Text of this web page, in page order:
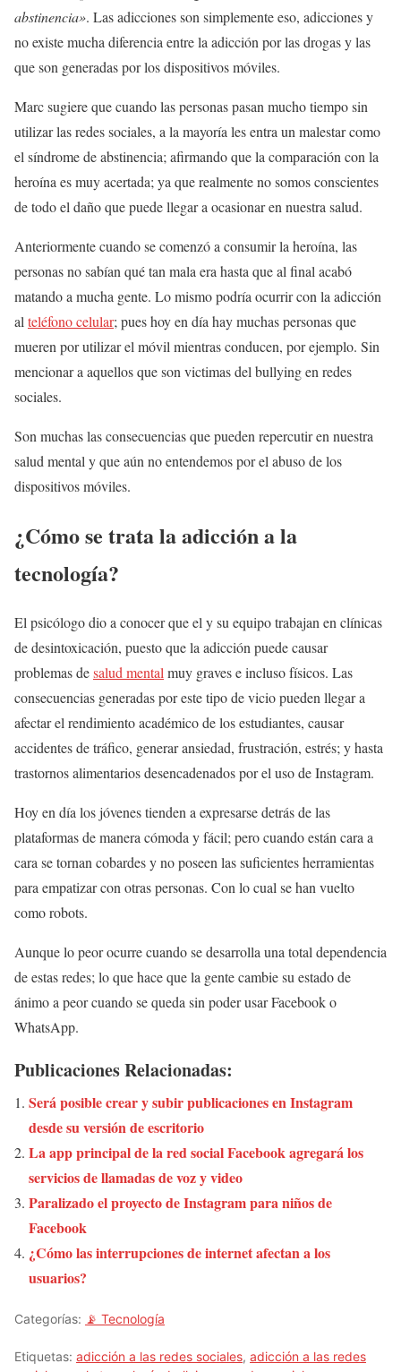
abstinencia». Las adicciones son simplemente eso, adicciones y
no existe mucha diferencia entre la adicción por las drogas y las
que son generadas por los dispositivos móviles.
Marc sugiere que cuando las personas pasan mucho tiempo sin
utilizar las redes sociales, a la mayoría les entra un malestar como
el síndrome de abstinencia; afirmando que la comparación con la
heroína es muy acertada; ya que realmente no somos conscientes
de todo el daño que puede llegar a ocasionar en nuestra salud.
Anteriormente cuando se comenzó a consumir la heroína, las
personas no sabían qué tan mala era hasta que al final acabó
matando a mucha gente. Lo mismo podría ocurrir con la adicción
al teléfono celular; pues hoy en día hay muchas personas que
mueren por utilizar el móvil mientras conducen, por ejemplo. Sin
mencionar a aquellos que son victimas del bullying en redes
sociales.
Son muchas las consecuencias que pueden repercutir en nuestra
salud mental y que aún no entendemos por el abuso de los
dispositivos móviles.
¿Cómo se trata la adicción a la
tecnología?
El psicólogo dio a conocer que el y su equipo trabajan en clínicas
de desintoxicación, puesto que la adicción puede causar
problemas desalud mental muy graves e incluso físicos. Las
consecuencias generadas por este tipo de vicio pueden llegar a
afectar el rendimiento académico de los estudiantes, causar
accidentes de tráfico, generar ansiedad, frustración, estrés; y hasta
trastornos alimentarios desencadenados por el uso de Instagram.
Hoy en día los jóvenes tienden a expresarse detrás de las
plataformas de manera cómoda y fácil; pero cuando están cara a
cara se tornan cobardes y no poseen las suficientes herramientas
para empatizar con otras personas. Con lo cual se han vuelto
como robots.
Aunque lo peor ocurre cuando se desarrolla una total dependencia
de estas redes; lo que hace que la gente cambie su estado de
ánimo a peor cuando se queda sin poder usar Facebook o
WhatsApp.
Publicaciones Relacionadas:
Será posible crear y subir publicaciones en Instagram
desde su versión de escritorio
La app principal de la red social Facebook agregará los
servicios de llamadas de voz y video
Paralizado el proyecto de Instagram para niños de
Facebook
¿Cómo las interrupciones de internet afectan a los
usuarios?
Categorías: 📡 Tecnología
Etiquetas: adicción a las redes sociales, adicción a las redes